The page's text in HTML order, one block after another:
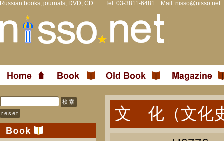
Russian books, journals, DVD, CD Tel: 03-3811-6481 Mail: nisso@nisso.net
文 化（文化